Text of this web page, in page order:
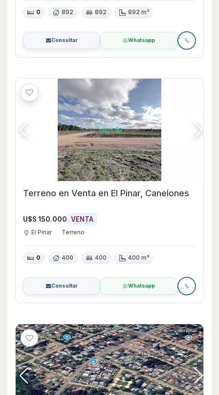
0 892 892 892 m²
Consultar Whatsapp
Terreno en Venta en El Pinar, Canelones
U$S 150.000 VENTA
El Pinar Terreno
0 400 400 400 m²
Consultar Whatsapp